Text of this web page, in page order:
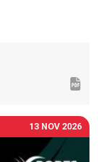
13 NOV 2026